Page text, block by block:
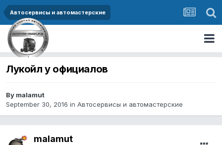
Автосервисы и автомастерские
Лукойл у официалов
By malamut
September 30, 2016 in Автосервисы и автомастерские
malamut